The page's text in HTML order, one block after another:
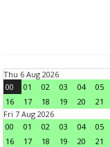
Thu 6 Aug 2026
00
01 02 03 04 05
16
17 18 19 20 21
Fri 7 Aug 2026
00
01 02 03 04 05
16
17 18 19 20 21